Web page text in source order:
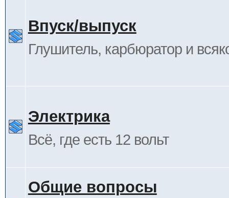
Впуск/выпуск
Глушитель, карбюратор и
Электрика
Всё, где есть 12 вольт
Общие вопросы